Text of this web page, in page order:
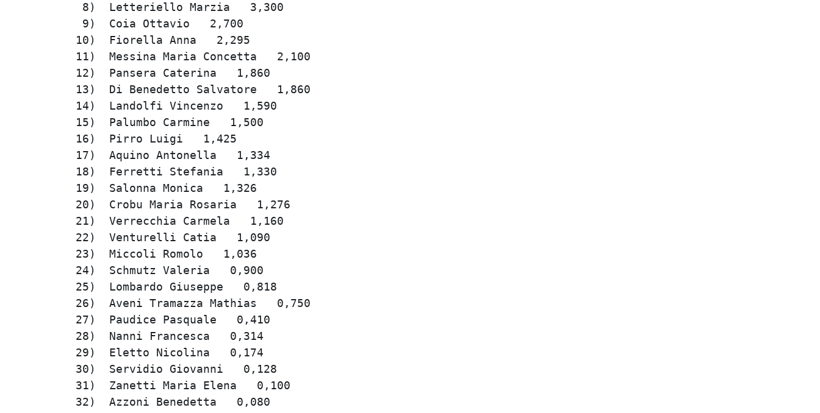
   8)  Letteriello Marzia   3,300
   9)  Coia Ottavio   2,700
  10)  Fiorella Anna   2,295
  11)  Messina Maria Concetta   2,100
  12)  Pansera Caterina   1,860
  13)  Di Benedetto Salvatore   1,860
  14)  Landolfi Vincenzo   1,590
  15)  Palumbo Carmine   1,500
  16)  Pirro Luigi   1,425
  17)  Aquino Antonella   1,334
  18)  Ferretti Stefania   1,330
  19)  Salonna Monica   1,326
  20)  Crobu Maria Rosaria   1,276
  21)  Verrecchia Carmela   1,160
  22)  Venturelli Catia   1,090
  23)  Miccoli Romolo   1,036
  24)  Schmutz Valeria   0,900
  25)  Lombardo Giuseppe   0,818
  26)  Aveni Tramazza Mathias   0,750
  27)  Paudice Pasquale   0,410
  28)  Nanni Francesca   0,314
  29)  Eletto Nicolina   0,174
  30)  Servidio Giovanni   0,128
  31)  Zanetti Maria Elena   0,100
  32)  Azzoni Benedetta   0,080